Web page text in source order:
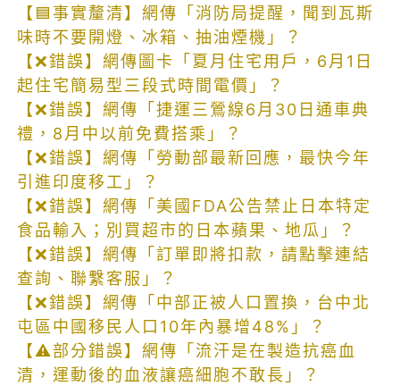
【🟦事實釐清】網傳「消防局提醒，聞到瓦斯
味時不要開燈、冰箱、抽油煙機」？
【❌錯誤】網傳圖卡「夏月住宅用戶，6月1日
起住宅簡易型三段式時間電價」？
【❌錯誤】網傳「捷運三鶯線6月30日通車典
禮，8月中以前免費搭乘」？
【❌錯誤】網傳「勞動部最新回應，最快今年
引進印度移工」？
【❌錯誤】網傳「美國FDA公告禁止日本特定
食品輸入；別買超市的日本蘋果、地瓜」？
【❌錯誤】網傳「訂單即將扣款，請點擊連結
查詢、聯繫客服」？
【❌錯誤】網傳「中部正被人口置換，台中北
屯區中國移民人口10年內暴增48%」？
【⚠️部分錯誤】網傳「流汗是在製造抗癌血
清，運動後的血液讓癌細胞不敢長」？